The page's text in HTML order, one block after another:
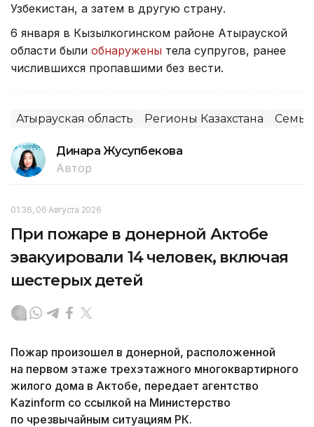
Узбекистан, а затем в другую страну.
6 января в Кызылкогинском районе Атырауской
области были обнаружены тела супругов, ранее
числившихся пропавшими без вести.
Атырауская область Регионы Казахстана Семья
Динара Жусупбекова
Автор
01:36, 06 Августа 2026
При пожаре в донерной Актобе
эвакуировали 14 человек, включая
шестерых детей
Пожар произошел в донерной, расположенной
на первом этаже трехэтажного многоквартирного
жилого дома в Актобе, передает агентство
Kazinform со ссылкой на Министерство
по чрезвычайным ситуациям РК.